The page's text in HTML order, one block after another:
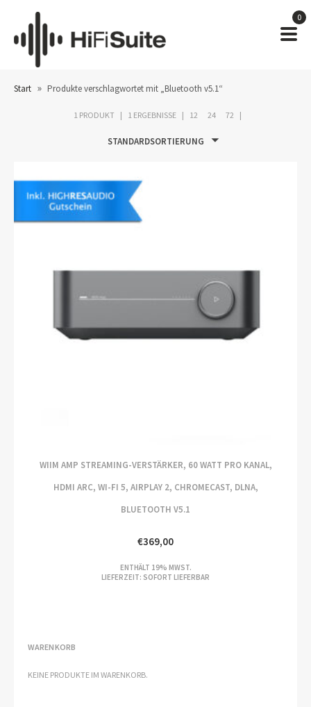
0
Start » Produkte verschlagwortet mit „Bluetooth v5.1“
1 PRODUKT 1 ERGEBNISSE 12 24 72
STANDARDSORTIERUNG
WIIM AMP STREAMING-VERSTÄRKER, 60 WATT PRO KANAL,
HDMI ARC, WI-FI 5, AIRPLAY 2, CHROMECAST, DLNA,
BLUETOOTH V5.1
€369,00
ENTHÄLT 19% MWST.
LIEFERZEIT: SOFORT LIEFERBAR
WARENKORB
KEINE PRODUKTE IM WARENKORB.